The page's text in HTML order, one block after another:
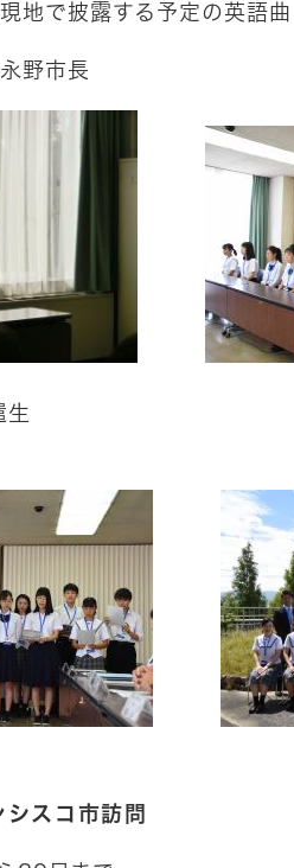
地で披露する予定の英語
を贈る永野市
露する派
スコ市訪問